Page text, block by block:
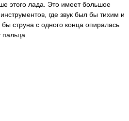
этого лада. Это имеет большое
где звук был бы тихим и
струна с одного конца опиралась
пальца.